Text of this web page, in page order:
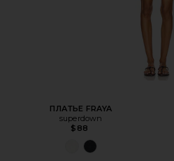
ПЛАТЬЕ FRAYA
superdown
$88